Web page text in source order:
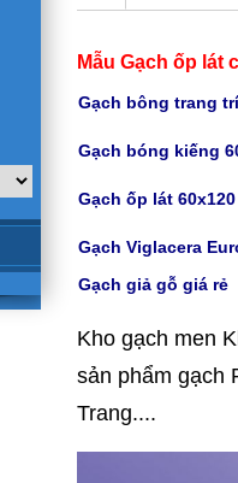
Mẫu Gạch ốp lát
Gạch bông trang
Gạch bóng kiếng
Gạch ốp lát 60x120
Gạch Viglacera
Gạch giả gỗ giá rẻ
Kho gạch men
sản phẩm gạch
Trang....